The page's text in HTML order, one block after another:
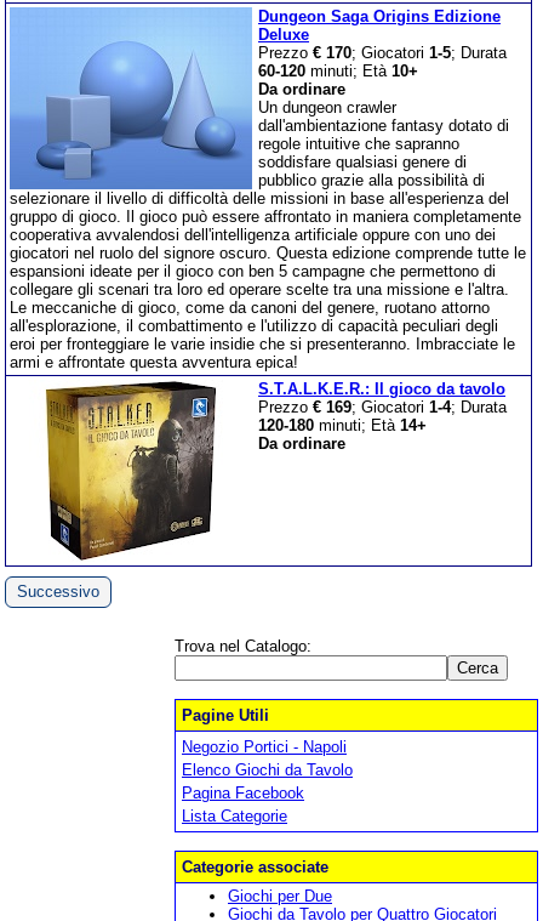
Dungeon Saga Origins Edizione
Deluxe
Prezzo € 170; Giocatori 1-5; Durata
60-120 minuti; Età 10+
Da ordinare
Un dungeon crawler
dall'ambientazione fantasy dotato di
regole intuitive che sapranno
soddisfare qualsiasi genere di
pubblico grazie alla possibilità di
selezionare il livello di difficoltà delle missioni in base all'esperienza del
gruppo di gioco. Il gioco può essere affrontato in maniera completamente
cooperativa avvalendosi dell'intelligenza artificiale oppure con uno dei
giocatori nel ruolo del signore oscuro. Questa edizione comprende tutte le
espansioni ideate per il gioco con ben 5 campagne che permettono di
collegare gli scenari tra loro ed operare scelte tra una missione e l'altra.
Le meccaniche di gioco, come da canoni del genere, ruotano attorno
all'esplorazione, il combattimento e l'utilizzo di capacità peculiari degli
eroi per fronteggiare le varie insidie che si presenteranno. Imbracciate le
armi e affrontate questa avventura epica!
S.T.A.L.K.E.R.: Il gioco da tavolo
Prezzo € 169; Giocatori 1-4; Durata
120-180 minuti; Età 14+
Da ordinare
Successivo
Trova nel Catalogo:
Pagine Utili
Negozio Portici - Napoli
Elenco Giochi da Tavolo
Pagina Facebook
Lista Categorie
Categorie associate
Giochi per Due
Giochi da Tavolo per Quattro Giocatori